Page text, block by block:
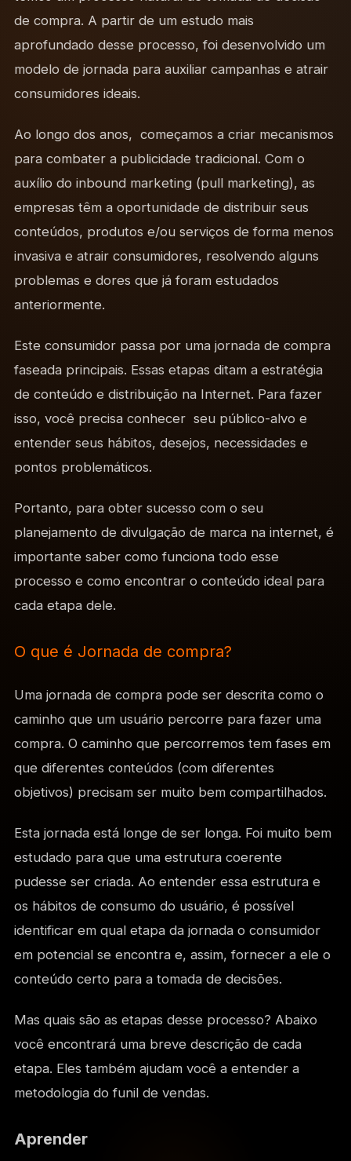
de compra. A partir de um estudo mais
aprofundado desse processo, foi desenvolvido um
modelo de jornada para auxiliar campanhas e atrair
consumidores ideais.
Ao longo dos anos, começamos a criar mecanismos
para combater a publicidade tradicional. Com o
auxílio do inbound marketing (pull marketing), as
empresas têm a oportunidade de distribuir seus
conteúdos, produtos e/ou serviços de forma menos
invasiva e atrair consumidores, resolvendo alguns
problemas e dores que já foram estudados
anteriormente.
Este consumidor passa por uma jornada de compra
faseada principais. Essas etapas ditam a estratégia
de conteúdo e distribuição na Internet. Para fazer
isso, você precisa conhecer seu público-alvo e
entender seus hábitos, desejos, necessidades e
pontos problemáticos.
Portanto, para obter sucesso com o seu
planejamento de divulgação de marca na internet, é
importante saber como funciona todo esse
processo e como encontrar o conteúdo ideal para
cada etapa dele.
O que é Jornada de compra?
Uma jornada de compra pode ser descrita como o
caminho que um usuário percorre para fazer uma
compra. O caminho que percorremos tem fases em
que diferentes conteúdos (com diferentes
objetivos) precisam ser muito bem compartilhados.
Esta jornada está longe de ser longa. Foi muito bem
estudado para que uma estrutura coerente
pudesse ser criada. Ao entender essa estrutura e
os hábitos de consumo do usuário, é possível
identificar em qual etapa da jornada o consumidor
em potencial se encontra e, assim, fornecer a ele o
conteúdo certo para a tomada de decisões.
Mas quais são as etapas desse processo? Abaixo
você encontrará uma breve descrição de cada
etapa. Eles também ajudam você a entender a
metodologia do funil de vendas.
Aprender